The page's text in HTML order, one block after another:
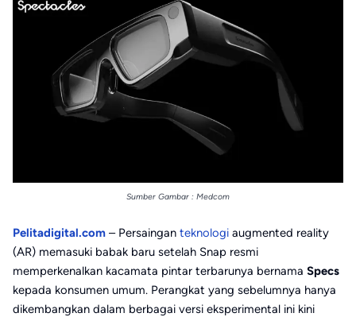
Sumber Gambar : Medcom
Pelitadigital.com – Persaingan teknologi augmented reality
(AR) memasuki babak baru setelah Snap resmi
memperkenalkan kacamata pintar terbarunya bernama Specs
kepada konsumen umum. Perangkat yang sebelumnya hanya
dikembangkan dalam berbagai versi eksperimental ini kini